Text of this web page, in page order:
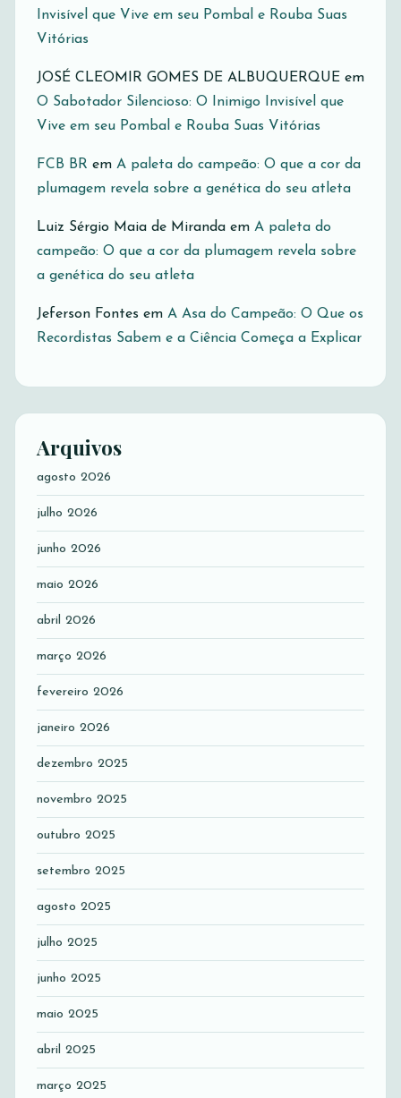
Invisível que Vive em seu Pombal e Rouba Suas
Vitórias
JOSÉ CLEOMIR GOMES DE ALBUQUERQUE em
O Sabotador Silencioso: O Inimigo Invisível que
Vive em seu Pombal e Rouba Suas Vitórias
FCB BR em A paleta do campeão: O que a cor da
plumagem revela sobre a genética do seu atleta
Luiz Sérgio Maia de Miranda em A paleta do
campeão: O que a cor da plumagem revela sobre
a genética do seu atleta
Jeferson Fontes em A Asa do Campeão: O Que os
Recordistas Sabem e a Ciência Começa a Explicar
Arquivos
agosto 2026
julho 2026
junho 2026
maio 2026
abril 2026
março 2026
fevereiro 2026
janeiro 2026
dezembro 2025
novembro 2025
outubro 2025
setembro 2025
agosto 2025
julho 2025
junho 2025
maio 2025
abril 2025
março 2025